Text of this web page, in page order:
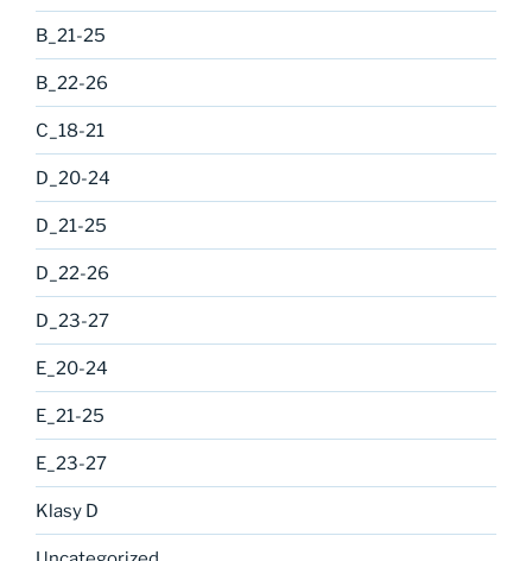
B_21-25
B_22-26
C_18-21
D_20-24
D_21-25
D_22-26
D_23-27
E_20-24
E_21-25
E_23-27
Klasy D